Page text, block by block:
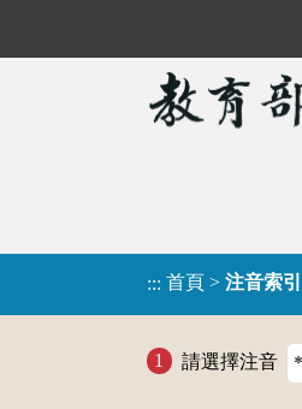
::: 首頁 > 注音索引
請選擇注音